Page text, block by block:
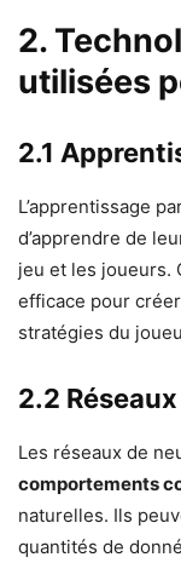
2.
utilisées
2.1
L’apprentissage
d’apprendre de
jeu et les joueurs.
efficace pour
stratégies du
2.2
Les réseaux de
comportements
naturelles. Ils
quantités de